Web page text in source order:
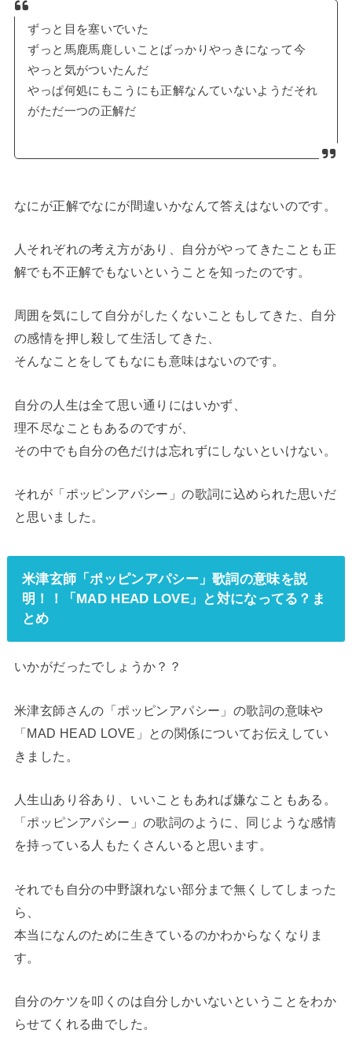
ずっと目を塞いでいた
ずっと馬鹿馬鹿しいことばっかりやっきになって今
やっと気がついたんだ
やっぱ何処にもこうにも正解なんていないようだそれ
がただ一つの正解だ
なにが正解でなにが間違いかなんて答えはないのです。
人それぞれの考え方があり、自分がやってきたことも正
解でも不正解でもないということを知ったのです。
周囲を気にして自分がしたくないこともしてきた、自分
の感情を押し殺して生活してきた、
そんなことをしてもなにも意味はないのです。
自分の人生は全て思い通りにはいかず、
理不尽なこともあるのですが、
その中でも自分の色だけは忘れずにしないといけない。
それが「ポッピンアパシー」の歌詞に込められた思いだ
と思いました。
米津玄師「ポッピンアパシー」歌詞の意味を説
明！！「MAD HEAD LOVE」と対になってる？ま
とめ
いかがだったでしょうか？？
米津玄師さんの「ポッピンアパシー」の歌詞の意味や
「MAD HEAD LOVE」との関係についてお伝えしてい
きました。
人生山あり谷あり、いいこともあれば嫌なこともある。
「ポッピンアパシー」の歌詞のように、同じような感情
を持っている人もたくさんいると思います。
それでも自分の中野譲れない部分まで無くしてしまった
ら、
本当になんのために生きているのかわからなくなりま
す。
自分のケツを叩くのは自分しかいないということをわか
らせてくれる曲でした。